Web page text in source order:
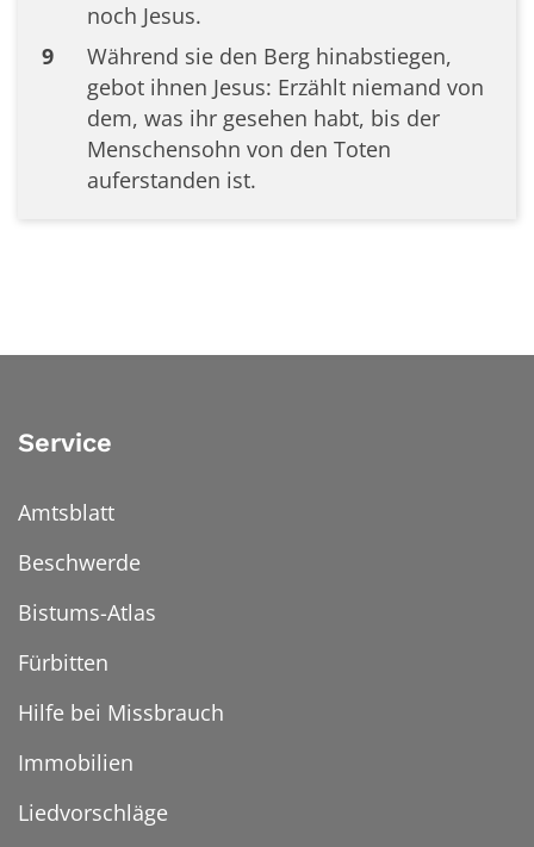
noch Jesus.
9
Während sie den Berg hinabstiegen,
gebot ihnen Jesus: Erzählt niemand von
dem, was ihr gesehen habt, bis der
Menschensohn von den Toten
auferstanden ist.
Service
Amtsblatt
Beschwerde
Bistums-Atlas
Fürbitten
Hilfe bei Missbrauch
Immobilien
Liedvorschläge